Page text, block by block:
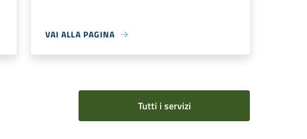
VAI ALLA PAGINA
Tutti i servizi